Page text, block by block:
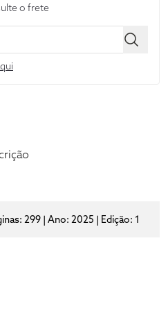
o frete
299 | Ano: 2025 | Edição: 1